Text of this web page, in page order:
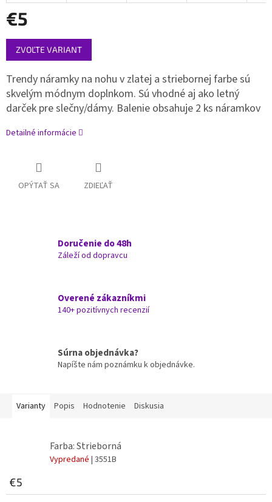
€5
Jednotková
cena:
ZVOĽTE VARIANT
Trendy náramky na nohu v zlatej a striebornej farbe sú
skvelým módnym doplnkom. Sú vhodné aj ako letný
darček pre slečny/dámy. Balenie obsahuje 2 ks náramkov
Detailné informácie
OPÝTAŤ SA ZDIEĽAŤ
Doručenie do 48h
Záleží od dopravcu
Overené zákazníkmi
140+ pozitívnych recenzií
Súrna objednávka?
Napíšte nám poznámku k objednávke.
Varianty Popis Hodnotenie Diskusia
Farba: Strieborná
Vypredané | 3551B
€5